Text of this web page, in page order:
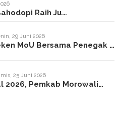
Raih Ju…
29 Juni 2026
MoU Bersama Penegak …
25 Juni 2026
2026, Pemkab Morowali…